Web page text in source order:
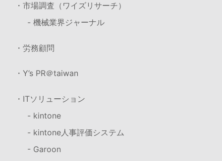
・市場調査（ワイズリサーチ）
- 機械業界ジャーナル
・労務顧問
・Y’s PR＠taiwan
・ITソリューション
- kintone
- kintone人事評価システム
- Garoon